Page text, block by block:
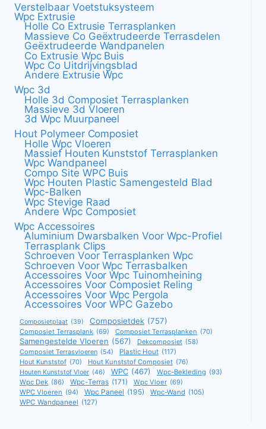
Verstelbaar Voetstuksysteem
Wpc Extrusie
Holle Co Extrusie Terrasplanken
Massieve Co Geëxtrudeerde Terrasdelen
Geëxtrudeerde Wandpanelen
Co Extrusie Wpc Buis
Wpc Co Uitdrijvingsblad
Andere Extrusie Wpc
Wpc 3d
Holle 3d Composiet Terrasplanken
Massieve 3d Vloeren
3d Wpc Muurpaneel
Hout Polymeer Composiet
Holle Wpc Vloeren
Massief Houten Kunststof Terrasplanken
Wpc Wandpaneel
Compo Site WPC Buis
Wpc Houten Plastic Samengesteld Blad
Wpc-Balken
Wpc Stevige Raad
Andere Wpc Composiet
Wpc Accessoires
Aluminium Dwarsbalken Voor Wpc-Profiel
Terrasplank Clips
Schroeven Voor Terrasplanken Wpc
Schroeven Voor Wpc Terrasbalken
Accessoires Voor Wpc Tuinomheining
Accessoires Voor Composiet Reling
Accessoires Voor Wpc Pergola
Accessoires Voor WPC Gazebo
Composietplaat (39) Composietdek (757)
Composiet Terrasplank (69) Composiet Terrasplanken (70)
Samengestelde Vloeren (567) Dekcomposiet (58)
Composiet Terrasvloeren (54) Plastic Hout (117)
Hout Kunststof (70) Hout Kunststof Composiet (76)
Houten Kunststof Vloer (46) WPC (467) Wpc-Bekleding (93)
Wpc Dek (86) Wpc-Terras (171) Wpc Vloer (69)
WPC Vloeren (94) Wpc Paneel (195) Wpc-Wand (105)
WPC Wandpaneel (127)